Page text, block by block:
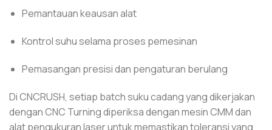
Pemantauan keausan alat
Kontrol suhu selama proses pemesinan
Pemasangan presisi dan pengaturan berulang
Di CNCRUSH, setiap batch suku cadang yang dikerjakan
dengan CNC Turning diperiksa dengan mesin CMM dan
alat pengukuran laser untuk memastikan toleransi yang